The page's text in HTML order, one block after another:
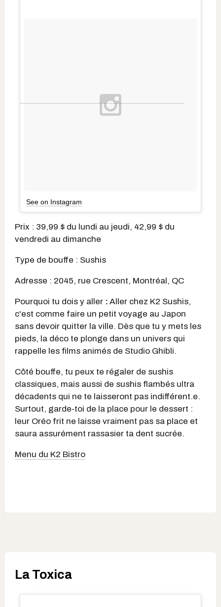
See on Instagram
Prix : 39,99 $ du lundi au jeudi, 42,99 $ du
vendredi au dimanche
Type de bouffe : Sushis
Adresse : 2045, rue Crescent, Montréal, QC
Pourquoi tu dois y aller : Aller chez K2 Sushis,
c'est comme faire un petit voyage au Japon
sans devoir quitter la ville. Dès que tu y mets les
pieds, la déco te plonge dans un univers qui
rappelle les films animés de Studio Ghibli.
Côté bouffe, tu peux te régaler de sushis
classiques, mais aussi de sushis flambés ultra
décadents qui ne te laisseront pas indifférent.e.
Surtout, garde-toi de la place pour le dessert :
leur Oréo frit ne laisse vraiment pas sa place et
saura assurément rassasier ta dent sucrée.
Menu du K2 Bistro
La Toxica